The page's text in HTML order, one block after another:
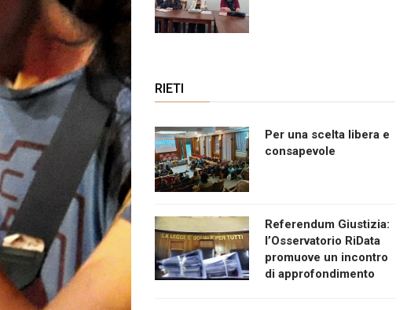
RIETI
Per una scelta libera e
consapevole
Referendum Giustizia:
l’Osservatorio RiData
promuove un incontro
di approfondimento